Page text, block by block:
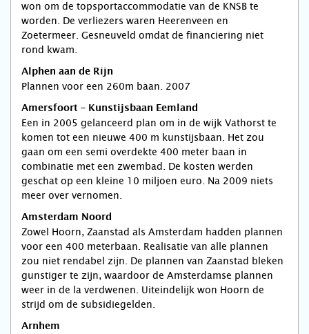
won om de topsportaccommodatie van de KNSB te
worden. De verliezers waren Heerenveen en
Zoetermeer. Gesneuveld omdat de financiering niet
rond kwam.
Alphen aan de Rijn
Plannen voor een 260m baan. 2007
Amersfoort – Kunstijsbaan Eemland
Een in 2005 gelanceerd plan om in de wijk Vathorst te
komen tot een nieuwe 400 m kunstijsbaan. Het zou
gaan om een semi overdekte 400 meter baan in
combinatie met een zwembad. De kosten werden
geschat op een kleine 10 miljoen euro. Na 2009 niets
meer over vernomen.
Amsterdam Noord
Zowel Hoorn, Zaanstad als Amsterdam hadden plannen
voor een 400 meterbaan. Realisatie van alle plannen
zou niet rendabel zijn. De plannen van Zaanstad bleken
gunstiger te zijn, waardoor de Amsterdamse plannen
weer in de la verdwenen. Uiteindelijk won Hoorn de
strijd om de subsidiegelden.
Arnhem